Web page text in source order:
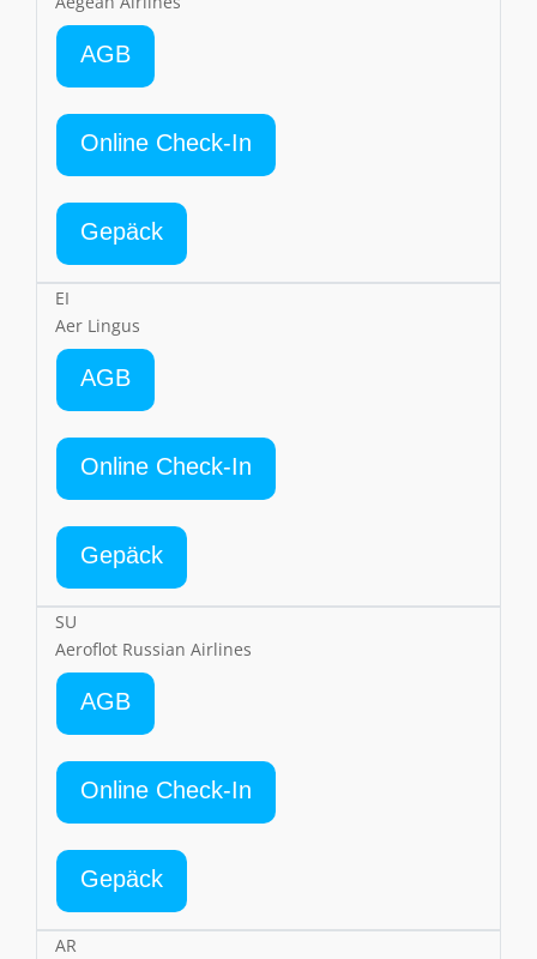
AGB
Online Check-In
Gepäck
EI
Aer Lingus
AGB
Online Check-In
Gepäck
SU
Aeroflot Russian Airlines
AGB
Online Check-In
Gepäck
AR